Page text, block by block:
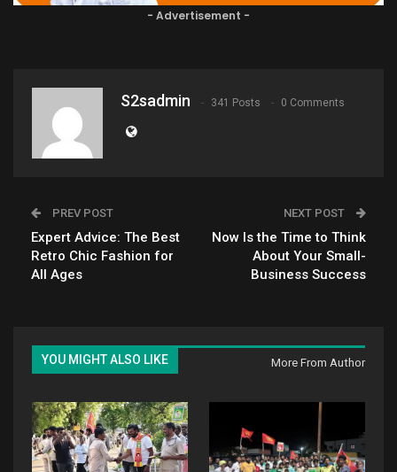
- Advertisement -
S2sadmin 341 Posts 0 Comments
PREV POST
Expert Advice: The Best
Retro Chic Fashion for
All Ages
NEXT POST
Now Is the Time to Think
About Your Small-
Business Success
YOU MIGHT ALSO LIKE More From Author